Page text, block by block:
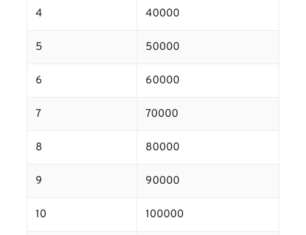
4 40000
5 50000
6 60000
7 70000
8 80000
9 90000
10 100000